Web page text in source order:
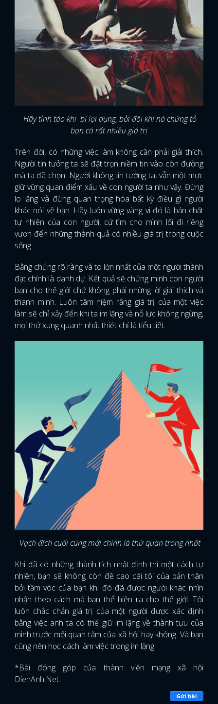
Hãy tỉnh táo khi bị lợi dụng, bởi đôi khi nó chứng tỏ
bạn có rất nhiều giá trị
Trên đời, có những việc làm không cần phải giải thích.
Người tin tưởng ta sẽ đặt trọn niềm tin vào còn đường
mà ta đã chọn. Người không tin tưởng ta, vẫn một mực
giữ vững quan điểm xấu về con người ta như vậy. Đừng
lo lắng và đừng quan trọng hóa bất kỳ điều gì người
khác nói về bạn. Hãy luôn vững vàng vì đó là bản chất
tự nhiên của con người, cứ tìm cho mình lối đi riêng
vươn đến những thành quả có nhiều giá trị trong cuộc
sống.
Bằng chứng rõ ràng và to lớn nhất của một người thành
đạt chính là danh dự. Kết quả sẽ chứng minh con người
bạn cho thế giới chứ không phải những lời giải thích và
thanh minh. Luôn tâm niệm rằng giá trị của một việc
làm sẽ chỉ xảy đến khi ta im lặng và nỗ lực không ngừng,
mọi thứ xung quanh nhất thiết chỉ là tiểu tiết.
Vạch đích cuối cùng mới chính là thứ quan trọng nhất
Khi đã có những thành tích nhất định thì một cách tự
nhiên, bạn sẽ không còn đề cao cái tôi của bản thân
bởi tầm vóc của bạn khi đó đã được người khác nhìn
nhận theo cách mà bạn thể hiện ra cho thế giới. Tôi
luôn chắc chắn giá trị của một người được xác định
bằng việc anh ta có thể giữ im lặng về thành tựu của
mình trước mối quan tâm của xã hội hay không. Và bạn
cũng nên học cách làm việc trong im lặng.
*Bài đóng góp của thành viên mạng xã hội
DienAnh.Net.
Gửi bài